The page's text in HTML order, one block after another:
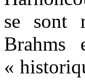
se sont
Brahms
«